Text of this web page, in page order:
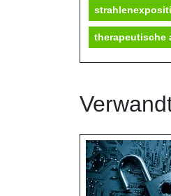
therapeutische